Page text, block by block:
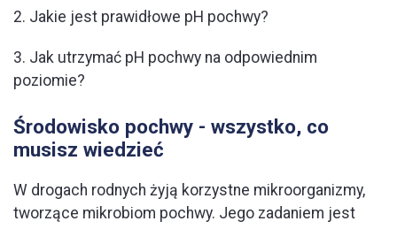
2. Jakie jest prawidłowe pH pochwy?
3. Jak utrzymać pH pochwy na odpowiednim
poziomie?
Środowisko pochwy - wszystko, co
musisz wiedzieć
W drogach rodnych żyją korzystne mikroorganizmy,
tworzące mikrobiom pochwy. Jego zadaniem jest